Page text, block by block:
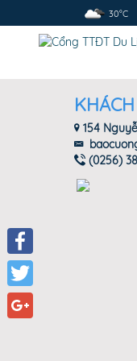
30°C
Facebook
Twitter
154
(0256)